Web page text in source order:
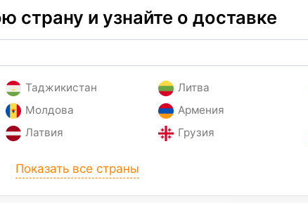
страну и узнайте о доставке
Таджикистан
Молдова
Латвия
Литва
Армения
Грузия
Показать все страны